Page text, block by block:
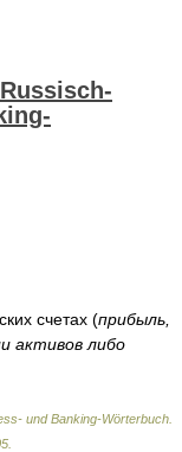
счетах (прибыль,
активов либо
und Banking-Wörterbuch.